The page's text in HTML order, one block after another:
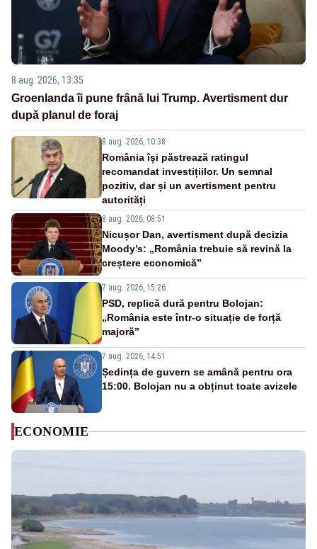
8 aug. 2026, 13:35
Groenlanda îi pune frână lui Trump. Avertisment dur
după planul de foraj
8 aug. 2026, 10:38
România își păstrează ratingul
recomandat investițiilor. Un semnal
pozitiv, dar și un avertisment pentru
autorități
8 aug. 2026, 08:51
Nicușor Dan, avertisment după decizia
Moody’s: „România trebuie să revină la
creștere economică”
7 aug. 2026, 15:26
PSD, replică dură pentru Bolojan:
„România este într-o situație de forță
majoră”
7 aug. 2026, 14:51
Ședința de guvern se amână pentru ora
15:00. Bolojan nu a obținut toate avizele
ECONOMIE